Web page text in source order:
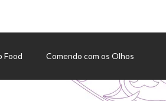
Food Comendo com os Olhos